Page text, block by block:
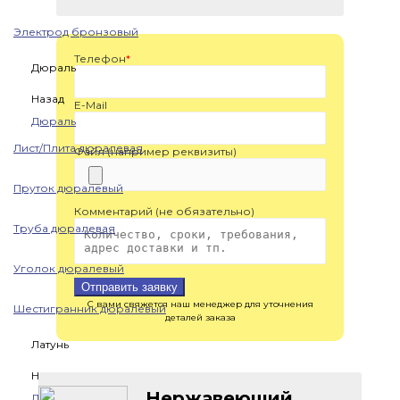
Электрод бронзовый
Дюраль
Назад
Дюраль
Лист/Плита дюралевая
Пруток дюралевый
Труба дюралевая
Уголок дюралевый
Шестигранник дюралевый
Латунь
Назад
Телефон*
E-Mail
Файл (например реквизиты)
Комментарий (не обязательно)
Отправить заявку
С вами свяжется наш менеджер для уточнения
деталей заказа